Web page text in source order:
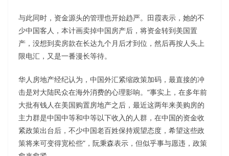
与此同时，资金源头的管理也开始趋严。田霞表示，她的不
少中国客人，本计画卖掉中国房产后，将资金转到美国置
产，没想到卖房款在长达九个月后才到位，然后再按人头上
限电汇，又是一番漫长等待。
华人房地产经纪认为，中国外汇紧缩政策加码，最直接的冲
击是对大陆民众在海外消费的心理影响。“事实上，在多年前
大批有钱人在美国购置房地产之后，最近这两年来美购房的
主力群是中国中等和中等以下收入的人群，在中国的资金收
紧政策出台后，不少中国老百姓保持观望态度，希望这些政
策将来可变得宽松些”，阮秉森表示，但似乎事与愿违，政策